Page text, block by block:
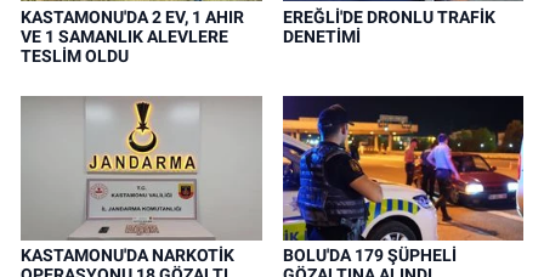
KASTAMONU'DA 2 EV, 1 AHIR
VE 1 SAMANLIK ALEVLERE
TESLİM OLDU
EREĞLİ'DE DRONLU TRAFİK
DENETİMİ
KASTAMONU'DA NARKOTİK
BOLU'DA 179 ŞÜPHELİ